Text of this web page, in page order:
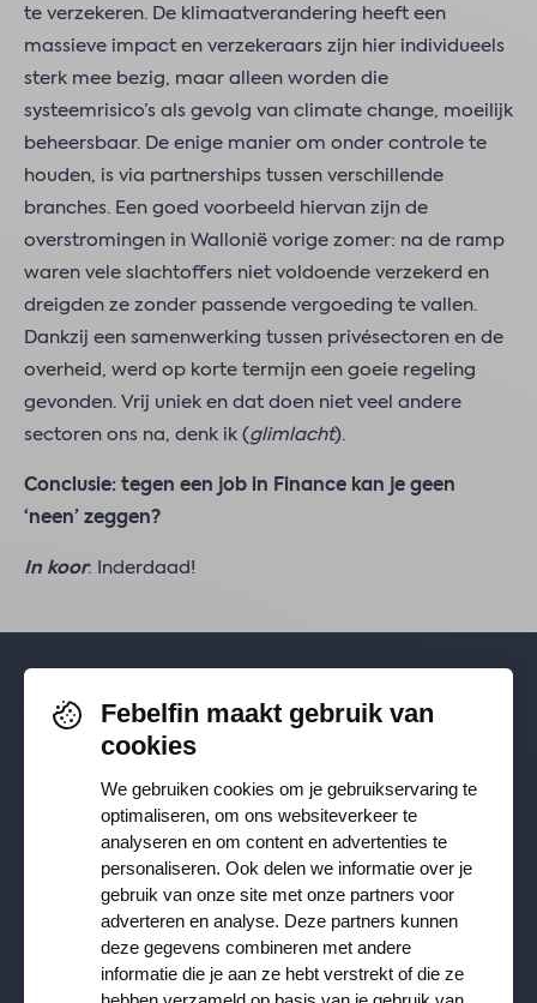
te verzekeren. De klimaatverandering heeft een
massieve impact en verzekeraars zijn hier individueels
sterk mee bezig, maar alleen worden die
systeemrisico’s als gevolg van climate change, moeilijk
beheersbaar. De enige manier om onder controle te
houden, is via partnerships tussen verschillende
branches. Een goed voorbeeld hiervan zijn de
overstromingen in Wallonië vorige zomer: na de ramp
waren vele slachtoffers niet voldoende verzekerd en
dreigden ze zonder passende vergoeding te vallen.
Dankzij een samenwerking tussen privésectoren en de
overheid, werd op korte termijn een goeie regeling
gevonden. Vrij uniek en dat doen niet veel andere
sectoren ons na, denk ik ( glimlacht).
Conclusie: tegen een job in Finance kan je geen
‘neen’ zeggen?
In koor: Inderdaad!
Volg je ons al? Blijf op de hoogte via
Facebook,TikTok
Instagram.
Ontvang onze nieuwsbrief
Febelfin maakt gebruik van
cookies
We gebruiken cookies om je gebruikservaring te
optimaliseren, om ons websiteverkeer te
analyseren en om content en advertenties te
personaliseren. Ook delen we informatie over je
gebruik van onze site met onze partners voor
adverteren en analyse. Deze partners kunnen
deze gegevens combineren met andere
informatie die je aan ze hebt verstrekt of die ze